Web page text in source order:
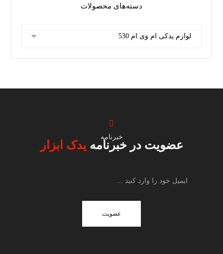
دسته‌های محصولات
خبرنامه
عضویت در خبرنامه یدک ابزار
عضویت